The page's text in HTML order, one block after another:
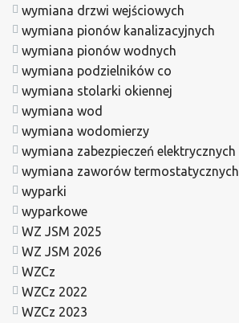
wymiana drzwi wejściowych
wymiana pionów kanalizacyjnych
wymiana pionów wodnych
wymiana podzielników co
wymiana stolarki okiennej
wymiana wod
wymiana wodomierzy
wymiana zabezpieczeń elektrycznych
wymiana zaworów termostatycznych
wyparki
wyparkowe
WZ JSM 2025
WZ JSM 2026
WZCz
WZCz 2022
WZCz 2023